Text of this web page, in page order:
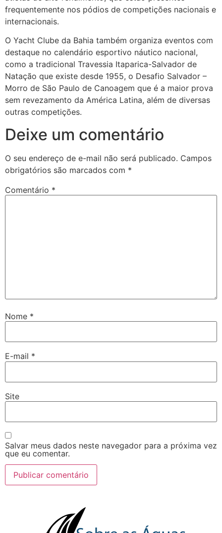
frequentemente nos pódios de competições nacionais e
internacionais.
O Yacht Clube da Bahia também organiza eventos com
destaque no calendário esportivo náutico nacional,
como a tradicional Travessia Itaparica-Salvador de
Natação que existe desde 1955, o Desafio Salvador –
Morro de São Paulo de Canoagem que é a maior prova
sem revezamento da América Latina, além de diversas
outras competições.
Deixe um comentário
O seu endereço de e-mail não será publicado. Campos
obrigatórios são marcados com *
Comentário *
Nome *
E-mail *
Site
Salvar meus dados neste navegador para a próxima vez
que eu comentar.